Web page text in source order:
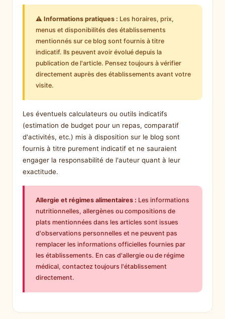
⚠️ Informations pratiques : Les horaires, prix,
menus et disponibilités des établissements
mentionnés sur ce blog sont fournis à titre
indicatif. Ils peuvent avoir évolué depuis la
publication de l'article. Pensez toujours à vérifier
directement auprès des établissements avant votre
visite.
Les éventuels calculateurs ou outils indicatifs
(estimation de budget pour un repas, comparatif
d'activités, etc.) mis à disposition sur le blog sont
fournis à titre purement indicatif et ne sauraient
engager la responsabilité de l'auteur quant à leur
exactitude.
Allergie et régimes alimentaires : Les informations
nutritionnelles, allergènes ou compositions de
plats mentionnées dans les articles sont issues
d'observations personnelles et ne peuvent pas
remplacer les informations officielles fournies par
les établissements. En cas d'allergie ou de régime
médical, contactez toujours l'établissement
directement.